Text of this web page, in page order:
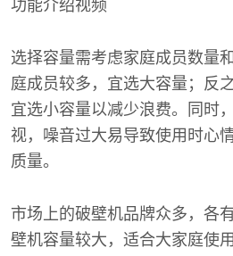
选择容量需考虑家庭成员数量
庭成员较多，宜选大容量；反
宜选小容量以减少浪费。同时
视，噪音过大易导致使用时心
质量。
市场上的破壁机品牌众多，各
壁机容量较大，适合大家庭使